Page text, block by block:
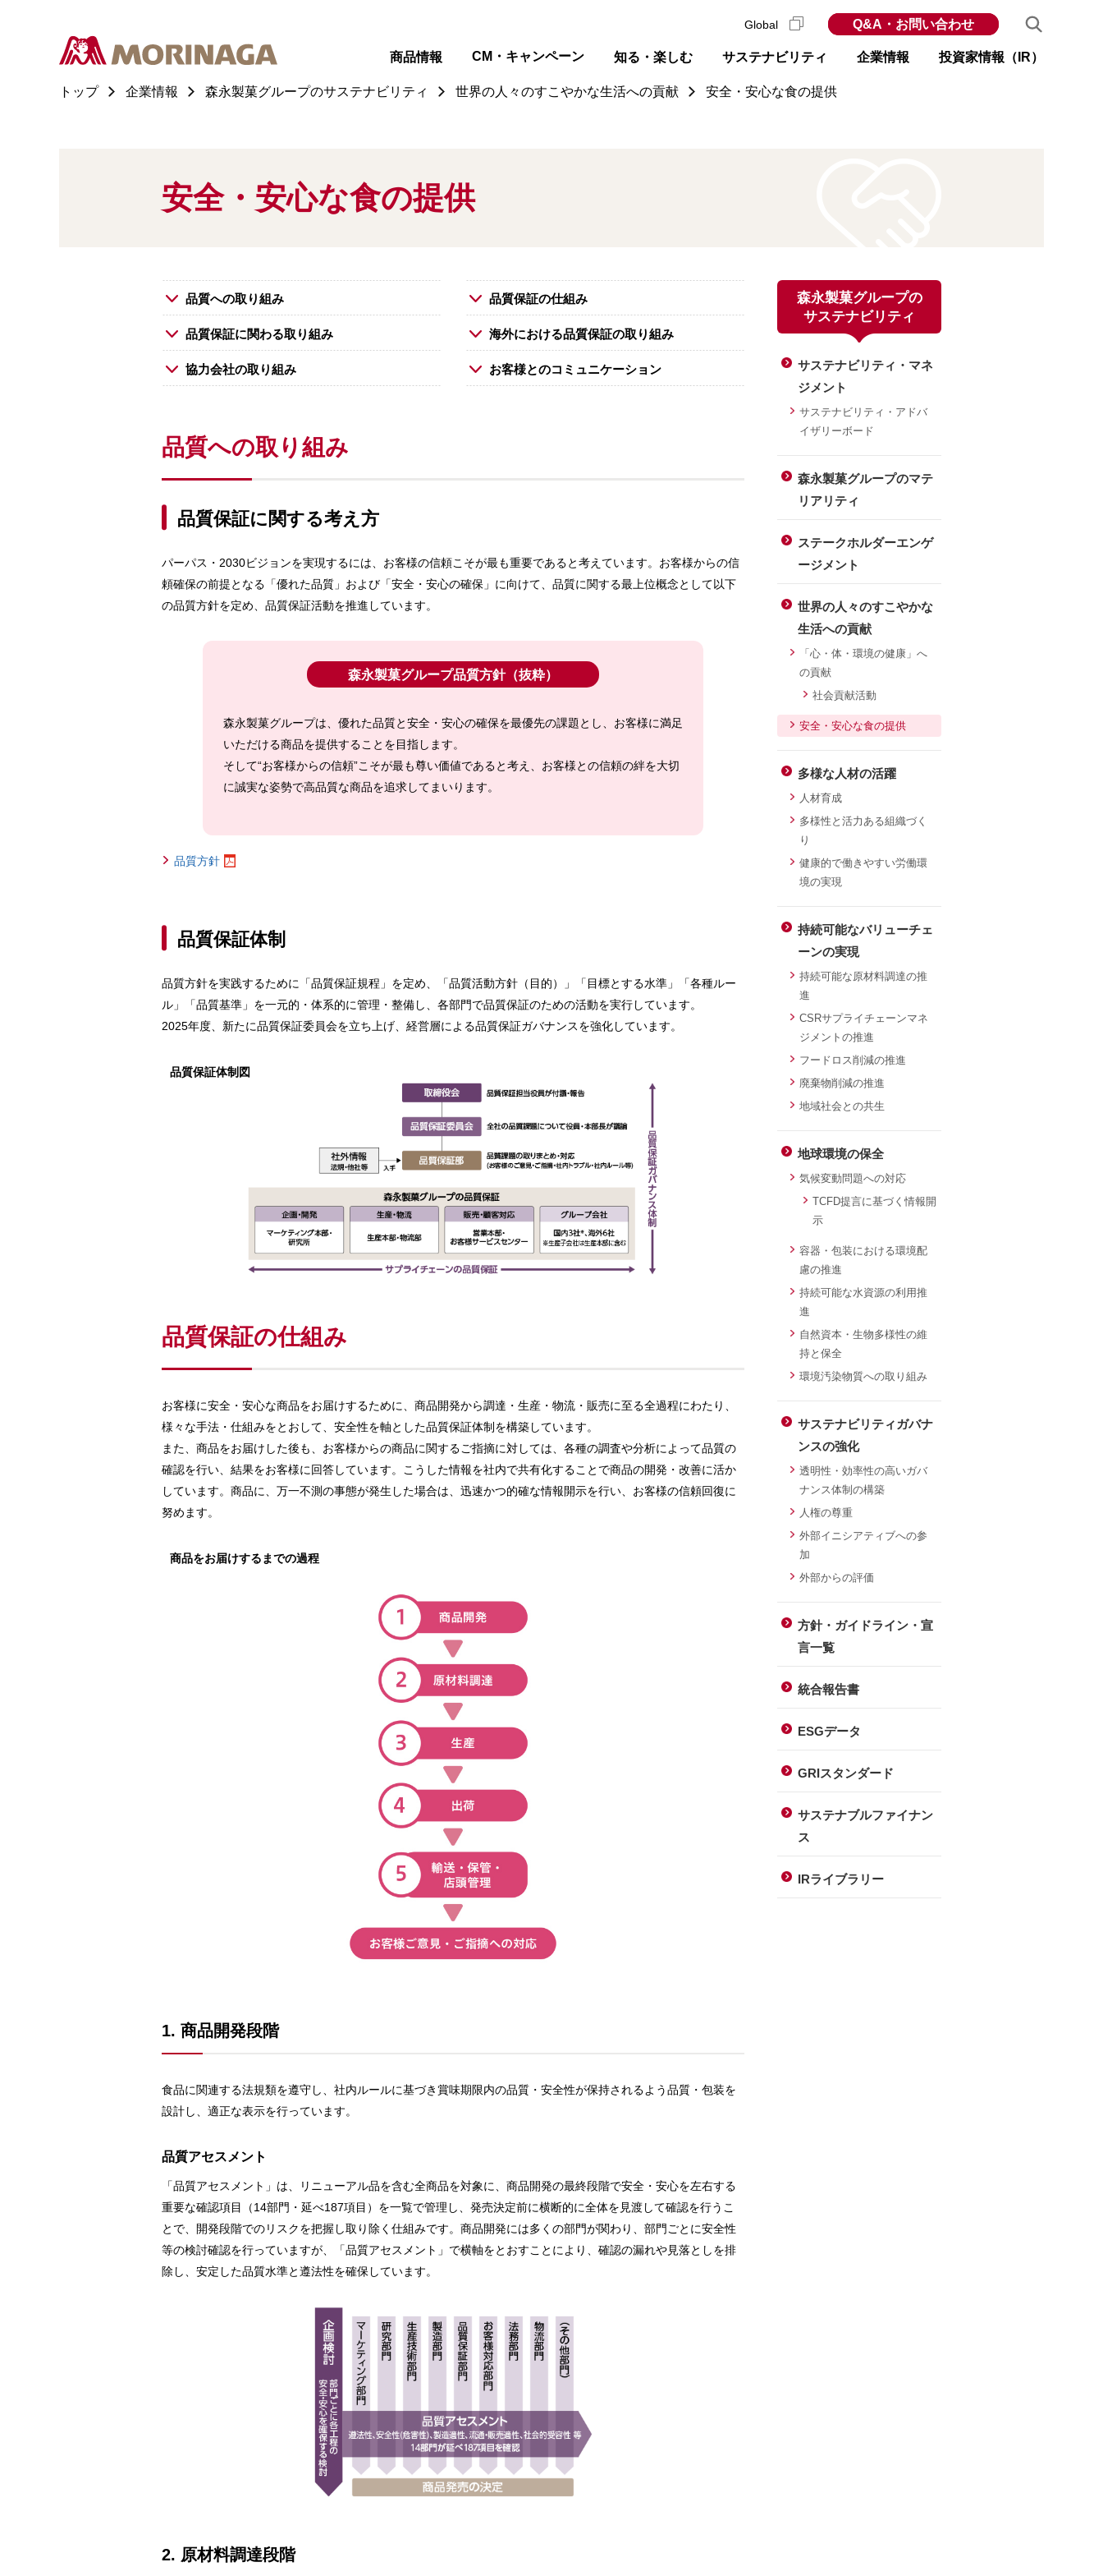
商品情報 CM・キャンペーン 知る・楽しむ サステナビリティ 企業情報 投資家情報（IR）
Global Q&A・お問い合わせ
トップ 企業情報 森永製菓グループのサステナビリティ 世界の人々のすこやかな生活への貢献 安全・安心な食の提供
安全・安心な食の提供
品質への取り組み 品質保証の仕組み
品質保証に関わる取り組み 海外における品質保証の取り組み
協力会社の取り組み お客様とのコミュニケーション
品質への取り組み
品質保証に関する考え方
パーパス・2030ビジョンを実現するには、お客様の信頼こそが最も重要であると考えています。お客様からの信
頼確保の前提となる「優れた品質」および「安全・安心の確保」に向けて、品質に関する最上位概念として以下
の品質方針を定め、品質保証活動を推進しています。
森永製菓グループ品質方針（抜粋）
森永製菓グループは、優れた品質と安全・安心の確保を最優先の課題とし、お客様に満足
いただける商品を提供することを目指します。
そして“お客様からの信頼”こそが最も尊い価値であると考え、お客様との信頼の絆を大切
に誠実な姿勢で高品質な商品を追求してまいります。
品質方針
品質保証体制
品質方針を実践するために「品質保証規程」を定め、「品質活動方針（目的）」「目標とする水準」「各種ルー
ル」「品質基準」を一元的・体系的に管理・整備し、各部門で品質保証のための活動を実行しています。
2025年度、新たに品質保証委員会を立ち上げ、経営層による品質保証ガバナンスを強化しています。
品質保証体制図
品質保証の仕組み
お客様に安全・安心な商品をお届けするために、商品開発から調達・生産・物流・販売に至る全過程にわたり、
様々な手法・仕組みをとおして、安全性を軸とした品質保証体制を構築しています。
また、商品をお届けした後も、お客様からの商品に関するご指摘に対しては、各種の調査や分析によって品質の
確認を行い、結果をお客様に回答しています。こうした情報を社内で共有化することで商品の開発・改善に活か
しています。商品に、万一不測の事態が発生した場合は、迅速かつ的確な情報開示を行い、お客様の信頼回復に
努めます。
商品をお届けするまでの過程
1. 商品開発段階
食品に関連する法規類を遵守し、社内ルールに基づき賞味期限内の品質・安全性が保持されるよう品質・包装を
設計し、適正な表示を行っています。
品質アセスメント
「品質アセスメント」は、リニューアル品を含む全商品を対象に、商品開発の最終段階で安全・安心を左右する
重要な確認項目（14部門・延べ187項目）を一覧で管理し、発売決定前に横断的に全体を見渡して確認を行うこ
とで、開発段階でのリスクを把握し取り除く仕組みです。商品開発には多くの部門が関わり、部門ごとに安全性
等の検討確認を行っていますが、「品質アセスメント」で横軸をとおすことにより、確認の漏れや見落としを排
除し、安定した品質水準と遵法性を確保しています。
2. 原材料調達段階
森永製菓グループの
サステナビリティ
サステナビリティ・マネ
ジメント
サステナビリティ・アドバ
イザリーボード
森永製菓グループのマテ
リアリティ
ステークホルダーエンゲ
ージメント
世界の人々のすこやかな
生活への貢献
「心・体・環境の健康」へ
の貢献
社会貢献活動
安全・安心な食の提供
多様な人材の活躍
人材育成
多様性と活力ある組織づく
り
健康的で働きやすい労働環
境の実現
持続可能なバリューチェ
ーンの実現
持続可能な原材料調達の推
進
CSRサプライチェーンマネ
ジメントの推進
フードロス削減の推進
廃棄物削減の推進
地域社会との共生
地球環境の保全
気候変動問題への対応
TCFD提言に基づく情報開
示
容器・包装における環境配
慮の推進
持続可能な水資源の利用推
進
自然資本・生物多様性の維
持と保全
環境汚染物質への取り組み
サステナビリティガバナ
ンスの強化
透明性・効率性の高いガバ
ナンス体制の構築
人権の尊重
外部イニシアティブへの参
加
外部からの評価
方針・ガイドライン・宣
言一覧
統合報告書
ESGデータ
GRIスタンダード
サステナブルファイナン
ス
IRライブラリー